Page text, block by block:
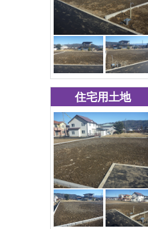
住宅用土地